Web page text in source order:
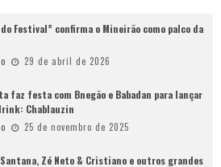
Festival” confirma o Mineirão como palco da
29 de abril de 2026
faz festa com Bnegão e Babadan para lançar
Chablauzin
25 de novembro de 2025
Santana, Zé Neto & Cristiano e outros grandes